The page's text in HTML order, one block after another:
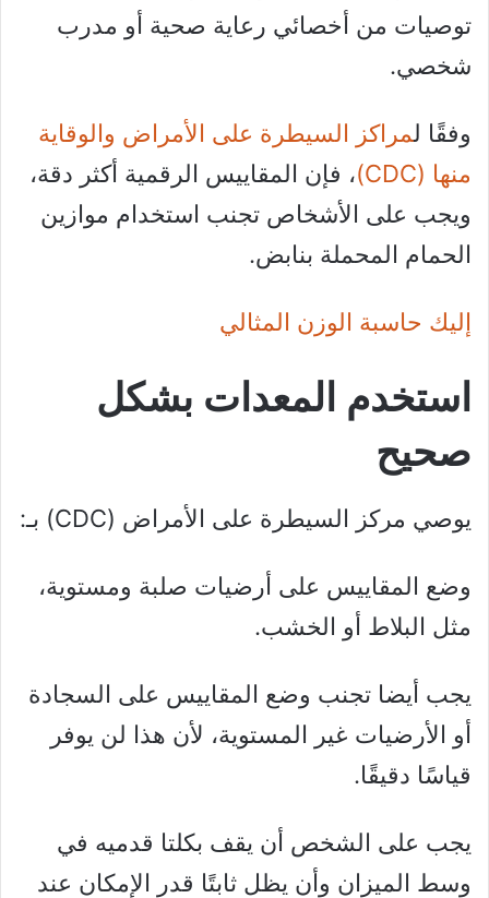
توصيات من أخصائي رعاية صحية أو مدرب
شخصي.
وفقًا لمراكز السيطرة على الأمراض والوقاية
منها (CDC)
، فإن المقاييس الرقمية أكثر دقة،
ويجب على الأشخاص تجنب استخدام موازين
الحمام المحملة بنابض.
إليك حاسبة الوزن المثالي
استخدم المعدات بشكل
صحيح
يوصي مركز السيطرة على الأمراض (CDC) بـ:
وضع المقاييس على أرضيات صلبة ومستوية،
مثل البلاط أو الخشب.
يجب أيضا تجنب وضع المقاييس على السجادة
أو الأرضيات غير المستوية، لأن هذا لن يوفر
قياسًا دقيقًا.
يجب على الشخص أن يقف بكلتا قدميه في
وسط الميزان وأن يظل ثابتًا قدر الإمكان عند